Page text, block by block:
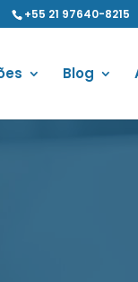
+55 21 97640-8215
Blog